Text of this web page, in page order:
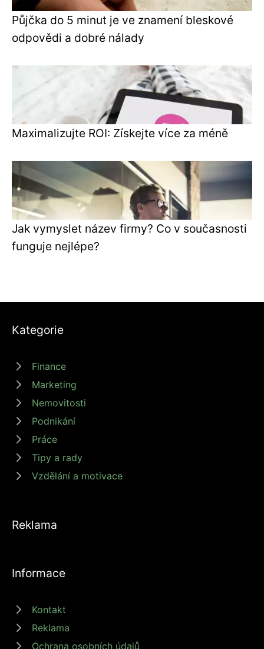
Půjčka do 5 minut je ve znamení bleskové
odpovědi a dobré nálady
Maximalizujte ROI: Získejte více za méně
Jak vymyslet název firmy? Co v současnosti
funguje nejlépe?
Kategorie
Finance
Marketing
Nemovitosti
Podnikání
Práce
Tipy a rady
Vzdělání a motivace
Reklama
Informace
Kontakt
Reklama
Ochrana osobních údajů